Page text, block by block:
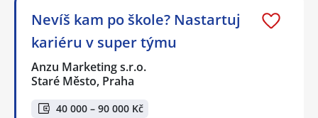
Nevíš kam po škole? Nastartuj
kariéru v super týmu
Anzu Marketing s.r.o.
Staré Město, Praha
40 000 – 90 000 Kč